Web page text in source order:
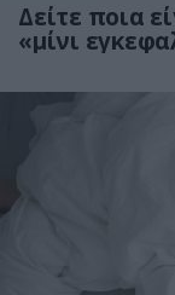
Δείτε ποια
«μίνι